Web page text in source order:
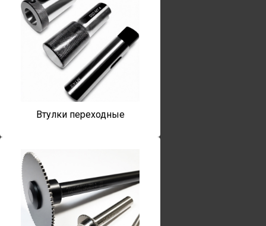
Втулки переходные